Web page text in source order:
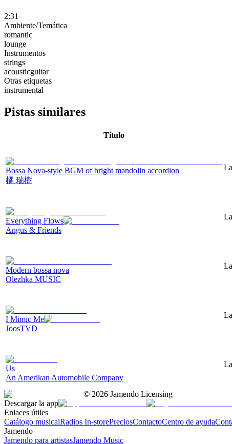
2:31
Ambiente/Temática
romantic
lounge
Instrumentos
strings
acousticguitar
Otras etiquetas
instrumental
Pistas similares
Título
Bossa Nova-style BGM of bright mandolin accordion
橘 瑞樹
Everything Flows
Angus & Friends
Modern bossa nova
Olezhka MUSIC
I Mimic Me
JoosTVD
Us
An Amerikan Automobile Company
© 2026 Jamendo Licensing
Descargar la app
Enlaces útiles
Catálogo musicalRadios In-storePreciosContactoCentro de ayuda
Jamendo
Jamendo para artistasJamendo Music